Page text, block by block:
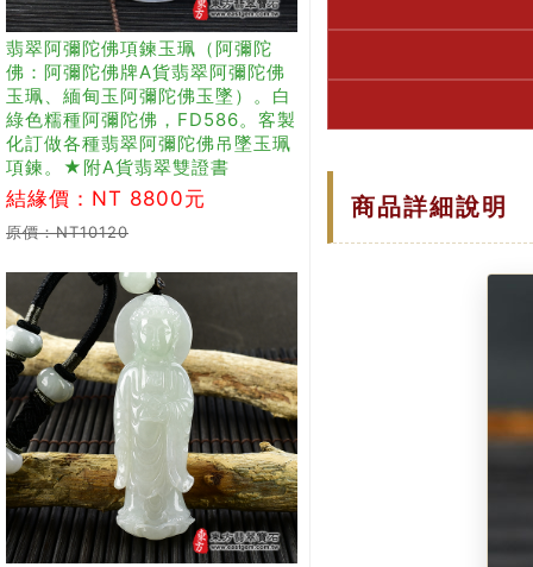
翡翠阿彌陀佛項鍊玉珮（阿彌陀
佛：阿彌陀佛牌A貨翡翠阿彌陀佛
玉珮、緬甸玉阿彌陀佛玉墜）。白
綠色糯種阿彌陀佛，FD586。客製
化訂做各種翡翠阿彌陀佛吊墜玉珮
項鍊。★附A貨翡翠雙證書
結緣價：NT 8800元
原價：NT10120
商品詳細說明